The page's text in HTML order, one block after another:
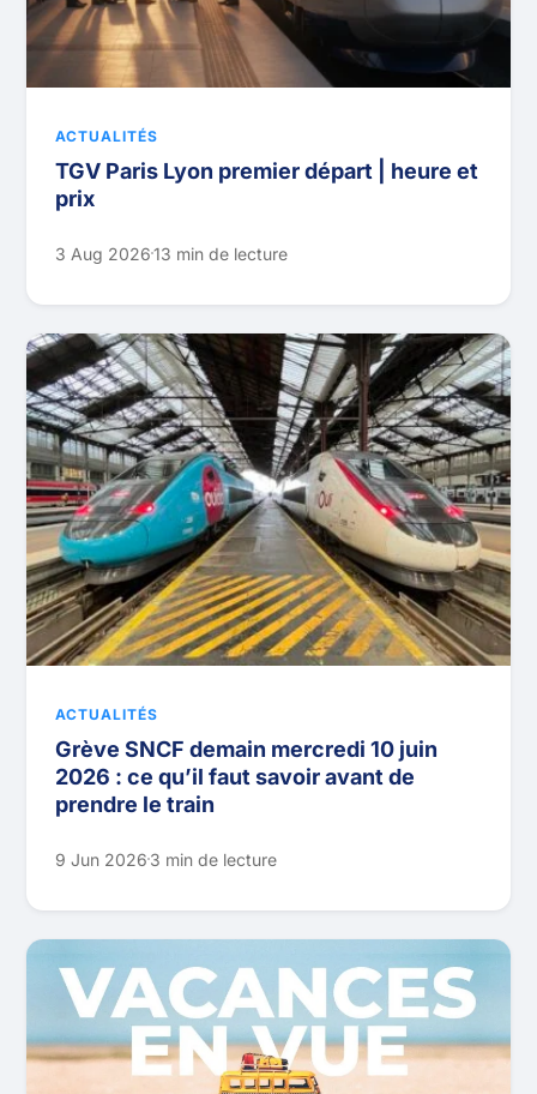
ACTUALITÉS
TGV Paris Lyon premier départ | heure et
prix
3 Aug 202613 min de lecture
ACTUALITÉS
Grève SNCF demain mercredi 10 juin
2026 : ce qu’il faut savoir avant de
prendre le train
9 Jun 20263 min de lecture